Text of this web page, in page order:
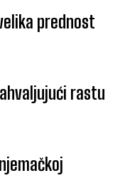
prednost
rastu